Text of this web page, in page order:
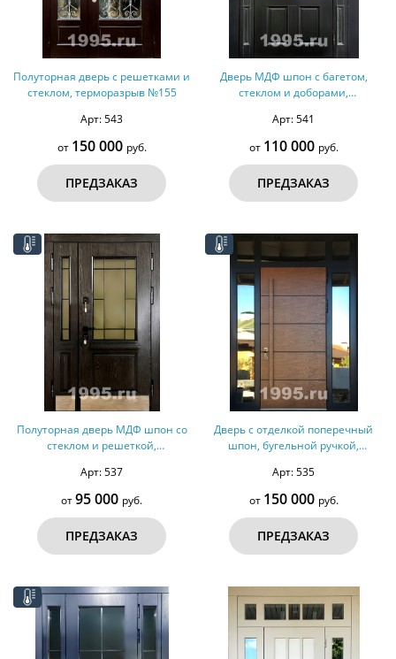
Полуторная дверь с решетками и
стеклом, терморазрыв №155
Арт: 543
от 150 000 руб.
ПРЕДЗАКАЗ
Дверь МДФ шпон с багетом,
стеклом и доборами,
Арт: 541
от 110 000 руб.
ПРЕДЗАКАЗ
Полуторная дверь МДФ шпон со
стеклом и решеткой,
Арт: 537
от95 000 руб.
ПРЕДЗАКАЗ
Дверь с отделкой поперечный
шпон, бугельной ручкой,
Арт: 535
от 150 000 руб.
ПРЕДЗАКАЗ